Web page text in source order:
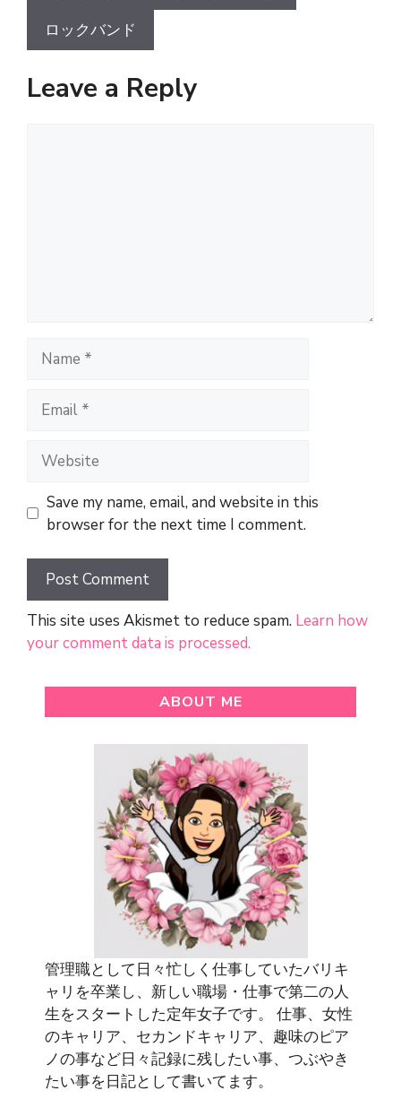
ロックバンド
Leave a Reply
Name
Email
Website
Save my name, email, and website in this
browser for the next time I comment.
This site uses Akismet to reduce spam. Learn how
your comment data is processed.
ABOUT ME
管理職として日々忙しく仕事していたバリキ
ャリを卒業し、新しい職場・仕事で第二の人
生をスタートした定年女子です。 仕事、女性
のキャリア、セカンドキャリア、趣味のピア
ノの事など日々記録に残したい事、つぶやき
たい事を日記として書いてます。